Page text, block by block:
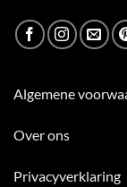
Algemene
Over ons
Privacyverklaring